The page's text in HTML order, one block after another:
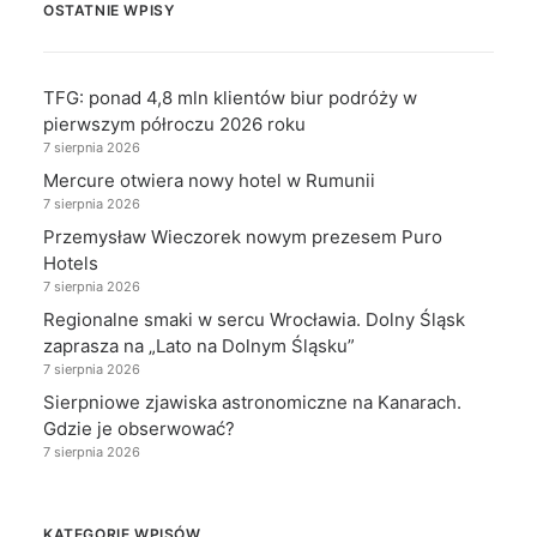
OSTATNIE WPISY
TFG: ponad 4,8 mln klientów biur podróży w
pierwszym półroczu 2026 roku
7 sierpnia 2026
Mercure otwiera nowy hotel w Rumunii
7 sierpnia 2026
Przemysław Wieczorek nowym prezesem Puro
Hotels
7 sierpnia 2026
Regionalne smaki w sercu Wrocławia. Dolny Śląsk
zaprasza na „Lato na Dolnym Śląsku”
7 sierpnia 2026
Sierpniowe zjawiska astronomiczne na Kanarach.
Gdzie je obserwować?
7 sierpnia 2026